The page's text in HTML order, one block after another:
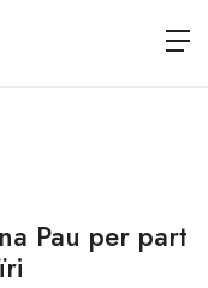
Pau per part